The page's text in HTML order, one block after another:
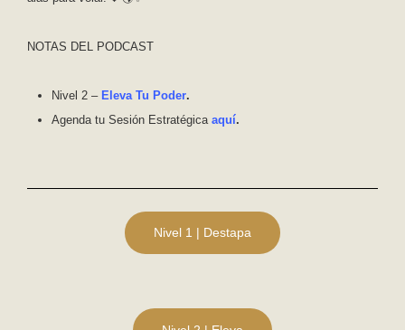
NOTAS DEL PODCAST
Nivel 2 – Eleva Tu Poder⁠⁠⁠⁠⁠⁠⁠⁠.
Agenda tu Sesión Estratégica aquí⁠.
Nivel 1 | Destapa